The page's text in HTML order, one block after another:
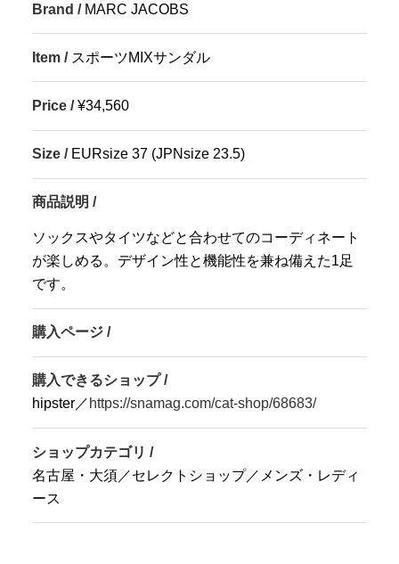
Brand / MARC JACOBS
Item / スポーツMIXサンダル
Price /¥34,560
Size /EURsize 37 (JPNsize 23.5)
商品説明 /
ソックスやタイツなどと合わせてのコーディネート
が楽しめる。デザイン性と機能性を兼ね備えた1足
です。
購入ページ /
購入できるショップ /
hipster／ https://snamag.com/cat-shop/68683/
ショップカテゴリ /
名古屋・大須／セレクトショップ／メンズ・レディ
ース